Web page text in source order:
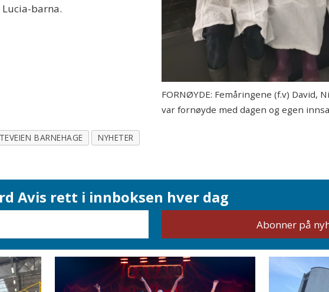
FORNØYDE: Femåringene (f.v) David,
var fornøyde med dagen og egen
barna.
BARNEHAGE NYHETER
Avis rett i innboksen hver dag